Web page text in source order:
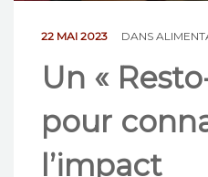
22 MAI 2023 DANS
Un «
pour
l’impact